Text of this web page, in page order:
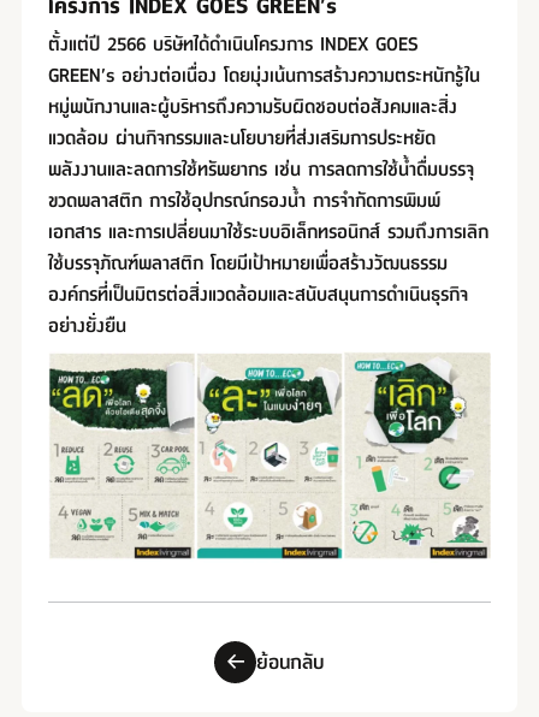
ตั้งแต่ปี 2566 บริษัทได้ดำเนินโครงการ INDEX GOES
GREEN’s อย่างต่อเนื่อง โดยมุ่งเน้นการสร้างความตระหนักรู้ใน
หมู่พนักงานและผู้บริหารถึงความรับผิดชอบต่อสังคมและสิ่ง
แวดล้อม ผ่านกิจกรรมและนโยบายที่ส่งเสริมการประหยัด
พลังงานและลดการใช้ทรัพยากร เช่น การลดการใช้น้ำดื่มบรรจุ
ขวดพลาสติก การใช้อุปกรณ์กรองน้ำ การจำกัดการพิมพ์
เอกสาร และการเปลี่ยนมาใช้ระบบอิเล็กทรอนิกส์ รวมถึงการเลิก
ใช้บรรจุภัณฑ์พลาสติก โดยมีเป้าหมายเพื่อสร้างวัฒนธรรม
องค์กรที่เป็นมิตรต่อสิ่งแวดล้อมและสนับสนุนการดำเนินธุรกิจ
อย่างยั่งยืน
ย้อนกลับ